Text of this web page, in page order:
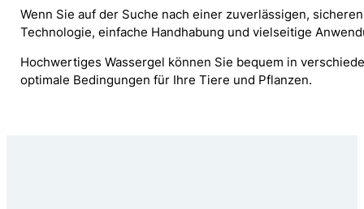
Wenn Sie auf der Suche nach einer zuverlässigen,
Technologie, einfache Handhabung und vielseitige
Hochwertiges Wassergel können Sie bequem in
optimale Bedingungen für Ihre Tiere und Pflanzen.